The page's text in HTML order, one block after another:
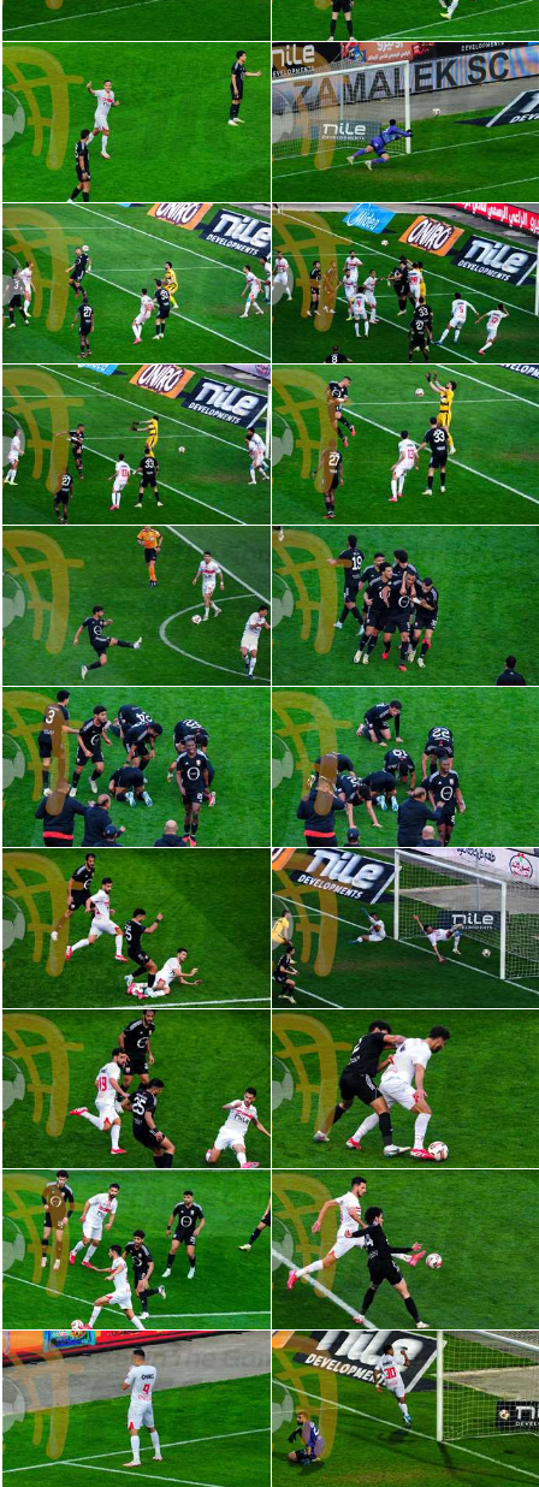
الدوري الألماني
الدوري الفرنسي
الدوري السعودي للمحترفين
دوري أبطال أوروبا
دوري أبطال إفريقيا
كل البطولات
أقسام
الكرة المصرية
الدوري المصري
الكرة الأوروبية
الكرة الإفريقية
منتخب مصر
سعودي في الجول
الدوري الإنجليزي
الدوري الإسباني
دوري أبطال أوروبا
القسم الثاني
رياضات أخرى
أمم إفريقيا
كرة السلة الأمريكية
كرة سلة
كرة يد
كرة طائرة
الوطن العربي
في المونديال
رياضة نسائية
آسيا
أمريكا
ركن الألعاب